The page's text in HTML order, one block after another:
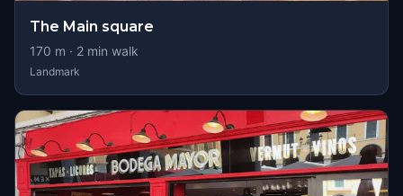
The Main square
170 m · 2 min walk
Landmark